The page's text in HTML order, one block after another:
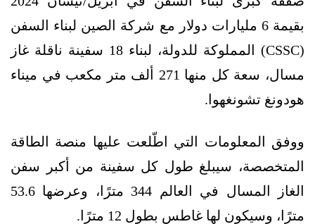
بقيمة 6 مليارات دولار مع شركة الصين لبناء السفن
(CSSC) المملوكة للدولة، لبناء 18 سفينة ناقلة غاز
مسال، سعة كل منها 271 ألف متر مكعب في ميناء
هودونغ تشونغهوا.
ووفق المعلومات التي اطّلعت عليها منصة الطاقة
المتخصصة، سيبلغ طول كل سفينة من أكبر سفن
الغاز المسال في العالم 344 مترًا، وعرضها 53.6
مترًا، وسيكون لها غاطس بطول 12 مترًا.